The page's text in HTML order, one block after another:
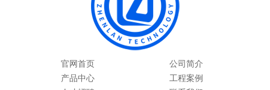
官网首页
公司简介
产品中心
工程案例